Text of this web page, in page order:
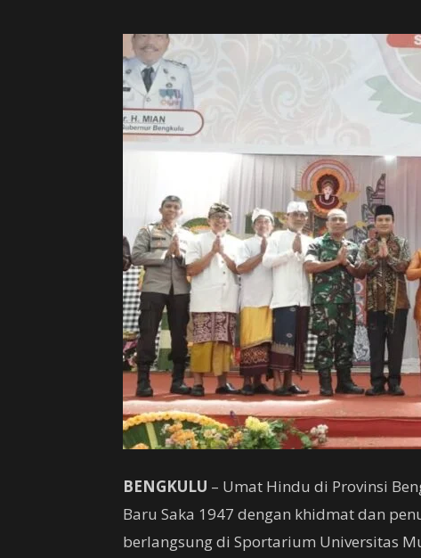
BENGKULU – Umat Hindu di Provinsi
Baru Saka 1947 dengan khidmat dan
berlangsung di Sportarium Universitas